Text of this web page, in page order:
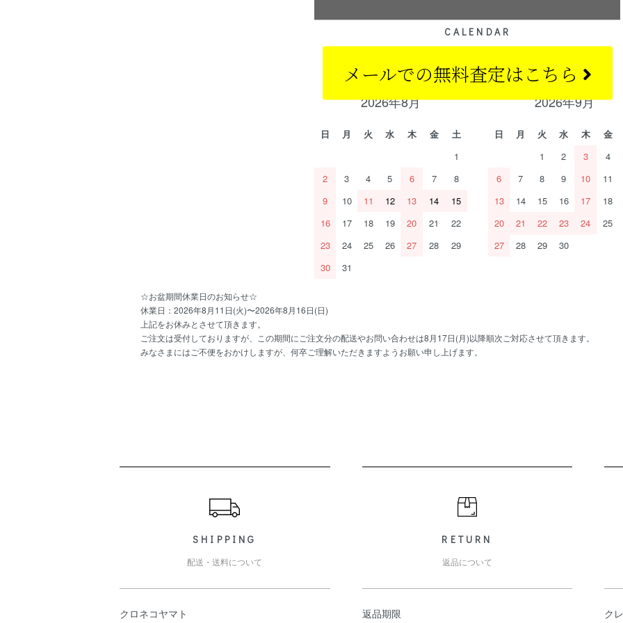
メールでの無料査定はこちら
CALENDAR
2026年8月
日 月 火 水 木 金
土
1
2
3 4 5 6 7
8
9
10 11 12 13 14
15
16
17 18 19 20 21
22
23
24 25 26 27 28
29
30
31
2026年9月
日 月 火 水 木 金
1
2 3 4
6
7 8 9 10 11
13
14 15 16 17 18
20
21 22 23 24 25
27
28 29 30
☆お盆期間休業日のお知らせ☆
休業日：2026年8月11日(火)〜2026年8月16日(日)
上記をお休みとさせて頂きます。
ご注文は受付しておりますが、この期間にご注文分の配送やお問い合わせは8月17日(月)以降順次ご対応させて頂きます。
みなさまにはご不便をおかけしますが、何卒ご理解いただきますようお願い申し上げます。
SHIPPING
配送・送料について
クロネコヤマト
RETURN
返品について
返品期限 ク